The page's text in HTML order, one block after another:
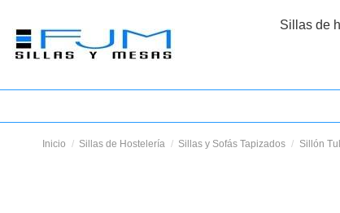
Sillas de
Inicio Sillas de Hostelería Sillas y Sofás Tapizados Sillón